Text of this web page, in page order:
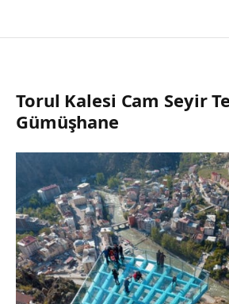
Torul Kalesi Cam Seyir
Gümüşhane